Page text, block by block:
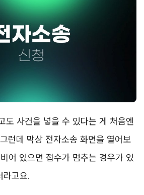
도 사건을 넣을 수 있다는 게 처음엔
런데 막상 전자소송 화면을 열어보
어 있으면 접수가 멈추는 경우가 있
라고요.